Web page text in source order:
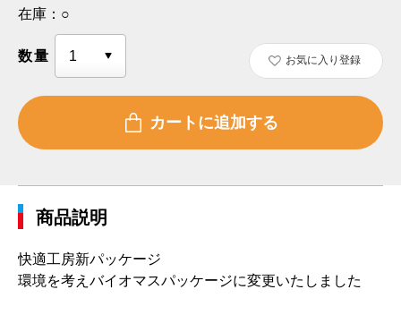
在庫： ○
数量 お気に入り登録
商品説明
快適工房新パッケージ
環境を考えバイオマスパッケージに変更いたしました